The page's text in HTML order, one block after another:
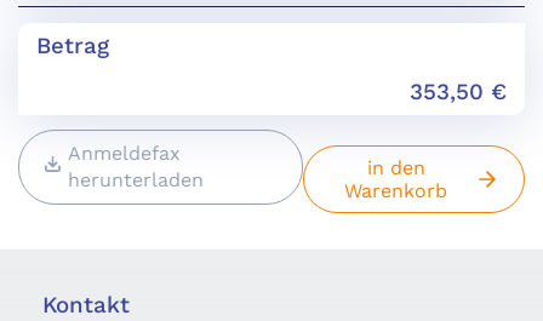
Betrag
353,50 €
Anmeldefax
herunterladen
in den
Warenkorb
Kontakt